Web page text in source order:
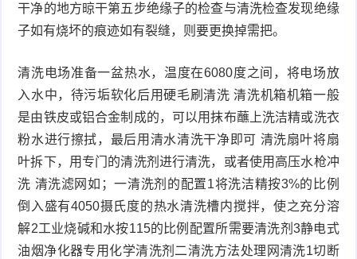
干净的地方晾干第五步绝缘子的检查与清洗检查发现绝缘
子如有烧坏的痕迹如有裂缝，则要更换掉需把。
清洗电场准备一盆热水，温度在6080度之间，将电场放
入水中，待污垢软化后用硬毛刷清洗 清洗机箱机箱一般
是由铁皮或铝合金制成的，可以用抹布蘸上洗洁精或洗衣
粉水进行擦拭，最后用清水清洗干净即可 清洗扇叶将扇
叶拆下，用专门的清洗剂进行清洗，或者使用高压水枪冲
洗 清洗滤网如；一清洗剂的配置1将洗洁精按3%的比例
倒入盛有4050摄氏度的热水清洗槽内搅拌，使之充分溶
解2工业烧碱和水按115的比例配置所需要清洗剂3静电式
油烟净化器专用化学清洗剂二清洗方法处理网清洗1切断